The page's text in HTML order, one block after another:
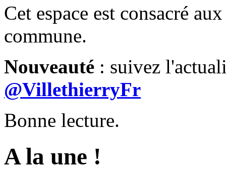
Cet espace est consacré
commune.
Nouveauté : suivez
@VillethierryFr
Bonne lecture.
A la une !